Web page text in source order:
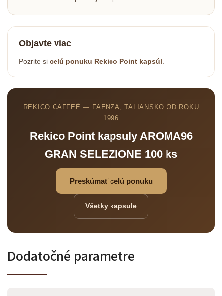
Objavte viac
Pozrite si celú ponuku Rekico Point kapsúl
REKICO CAFFEÈ — FAENZA, TALIANSKO OD ROKU
1996
Rekico Point kapsuly AROMA96
GRAN SELEZIONE 100 ks
Preskúmať celú ponuku
Všetky kapsule
Dodatočné parametre